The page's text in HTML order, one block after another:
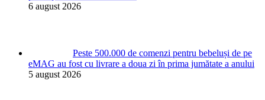
6 august 2026
Peste 500.000 de comenzi pentru bebeluși de pe
eMAG au fost cu livrare a doua zi în prima jumătate a anului
5 august 2026